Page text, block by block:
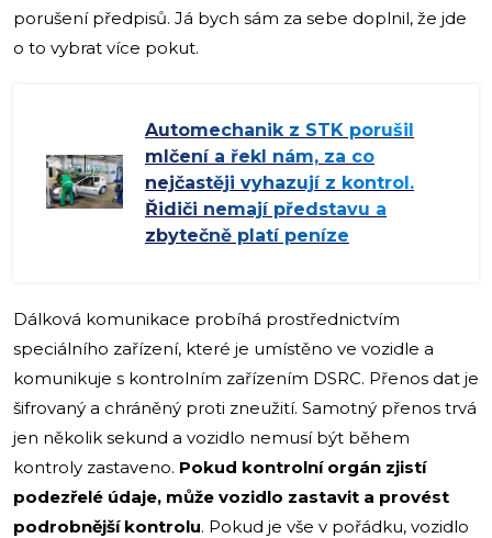
porušení předpisů. Já bych sám za sebe doplnil, že jde
o to vybrat více pokut.
Automechanik z STK porušil
mlčení a řekl nám, za co
nejčastěji vyhazují z kontrol.
Řidiči nemají představu a
zbytečně platí peníze
Dálková komunikace probíhá prostřednictvím
speciálního zařízení, které je umístěno ve vozidle a
komunikuje s kontrolním zařízením DSRC. Přenos dat je
šifrovaný a chráněný proti zneužití. Samotný přenos trvá
jen několik sekund a vozidlo nemusí být během
kontroly zastaveno. Pokud kontrolní orgán zjistí
podezřelé údaje, může vozidlo zastavit a provést
podrobnější kontrolu. Pokud je vše v pořádku, vozidlo